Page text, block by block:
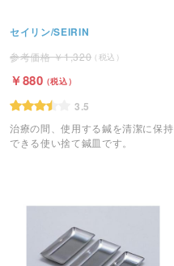
セイリン/SEIRIN
1,320
880
3.5
治療の間、使用する鍼を清潔に保持
できる使い捨て鍼皿です。